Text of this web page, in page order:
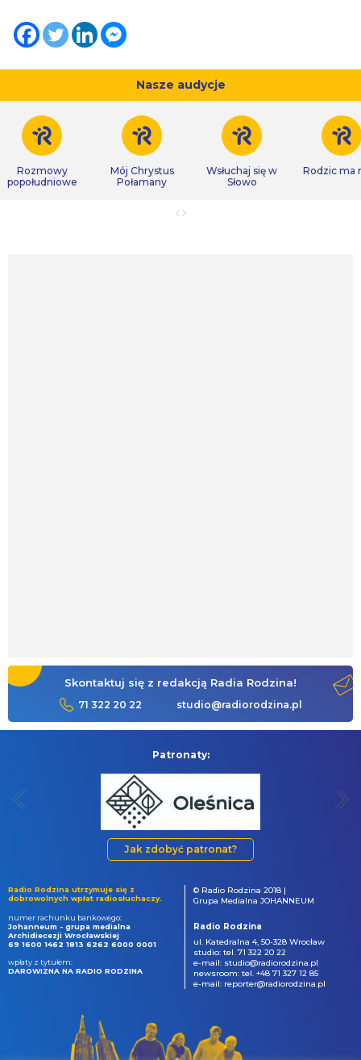
Nasze audycje
Rozmowy
popołudniowe
Mój Chrystus
Połamany
Wsłuchaj się w
Słowo
Rodzic ma
Skontaktuj się z redakcją Radia Rodzina!
71 322 20 22 studio@radiorodzina.pl
Patronaty:
Jak zdobyć patronat?
Radio Rodzina utrzymuje się z
dobrowolnych wpłat radiosłuchaczy.
numer rachunku bankowego:
Johanneum - grupa medialna
Archidiecezji Wrocławskiej
69 1600 1462 1813 6262 6000 0001
wpłaty z tytułem:
DAROWIZNA NA RADIO RODZINA
© Radio Rodzina 2018 |
Grupa Medialna JOHANNEUM
Radio Rodzina
ul. Katedralna 4, 50-328 Wrocław
studio: tel. 71 322 20 22
e-mail: studio@radiorodzina.pl
newsroom: tel. +48 71 327 12 85
e-mail: reporter@radiorodzina.pl